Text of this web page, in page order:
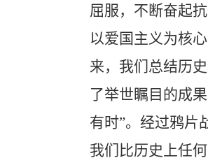
屈服，不断奋起
以爱国主义为核
来，我们总结历
了举世瞩目的成
有时”。经过鸦片
我们比历史上任